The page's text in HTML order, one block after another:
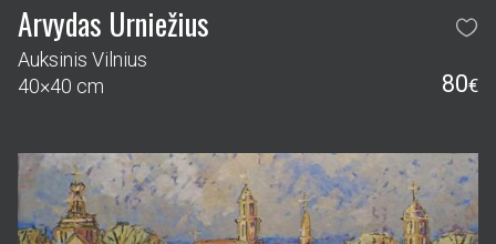
Arvydas Urniežius
Auksinis Vilnius
40×40 cm
80€